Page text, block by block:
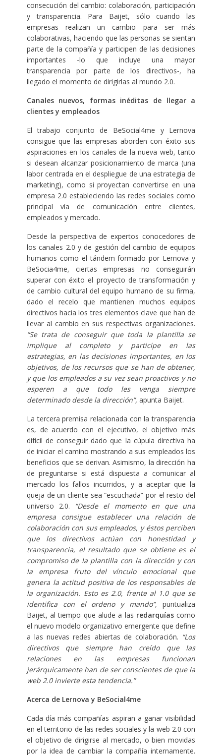
consecución del cambio: colaboración, participación
y transparencia. Para Baijet, sólo cuando las
empresas realizan un cambio para ser más
colaborativas, haciendo que las personas se sientan
parte de la compañía y participen de las decisiones
importantes -lo que incluye una mayor
transparencia por parte de los directivos-, ha
llegado el momento de dirigirlas al mundo 2.0.
Canales nuevos, formas inéditas de llegar a
clientes y empleados
El trabajo conjunto de BeSocial4me y Lernova
consigue que las empresas aborden con éxito sus
aspiraciones en los canales de la nueva web, tanto
si desean alcanzar posicionamiento de marca (una
labor centrada en el despliegue de una estrategia de
marketing), como si proyectan convertirse en una
empresa 2.0 estableciendo las redes sociales como
principal vía de comunicación entre clientes,
empleados y mercado.
Desde la perspectiva de expertos conocedores de
los canales 2.0 y de gestión del cambio de equipos
humanos como el tándem formado por Lernova y
BeSocia4me, ciertas empresas no conseguirán
superar con éxito el proyecto de transformación y
de cambio cultural del equipo humano de su firma,
dado el recelo que mantienen muchos equipos
directivos hacia los tres elementos clave que han de
llevar al cambio en sus respectivas organizaciones.
“Se trata de conseguir que toda la plantilla se
implique al completo y participe en las
estrategias, en las decisiones importantes, en los
objetivos, de los recursos que se han de obtener,
y que los empleados a su vez sean proactivos y no
esperen a que todo les venga siempre
determinado desde la dirección”, apunta Baijet.
La tercera premisa relacionada con la transparencia
es, de acuerdo con el ejecutivo, el objetivo más
difícil de conseguir dado que la cúpula directiva ha
de iniciar el camino mostrando a sus empleados los
beneficios que se derivan. Asimismo, la dirección ha
de preguntarse si está dispuesta a comunicar al
mercado los fallos incurridos, y a aceptar que la
queja de un cliente sea “escuchada” por el resto del
universo 2.0. “Desde el momento en que una
empresa consigue establecer una relación de
colaboración con sus empleados, y éstos perciben
que los directivos actúan con honestidad y
transparencia, el resultado que se obtiene es el
compromiso de la plantilla con la dirección y con
la empresa fruto del vínculo emocional que
genera la actitud positiva de los responsables de
la organización. Esto es 2.0, frente al 1.0 que se
identifica con el ordeno y mando”, puntualiza
Baijet, al tiempo que alude a las redarquíascomo
el nuevo modelo organizativo emergente que define
a las nuevas redes abiertas de colaboración. “Los
directivos que siempre han creído que las
relaciones en las empresas funcionan
jerárquicamente han de ser conscientes de que la
web 2.0 invierte esta tendencia.”
Acerca de Lernova y BeSocial4me
Cada día más compañías aspiran a ganar visibilidad
en el territorio de las redes sociales y la web 2.0 con
el objetivo de dirigirse al mercado, o bien movidas
por la idea de cambiar la compañía internamente.